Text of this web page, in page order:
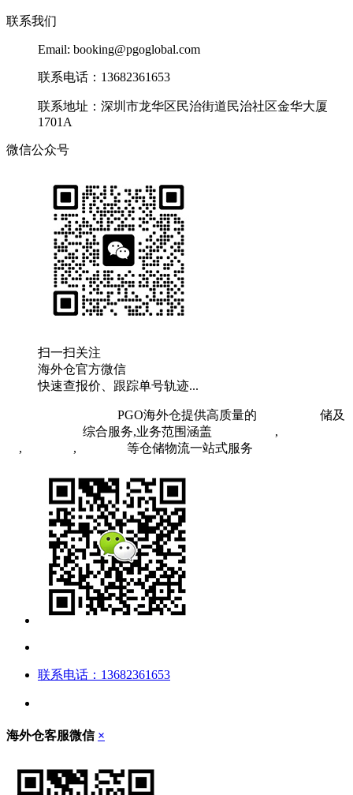
联系我们
Email: booking@pgoglobal.com
联系电话：13682361653
联系地址：深圳市龙华区民治街道民治社区金华大厦
1701A
微信公众号
扫一扫关注
海外仓官方微信
快速查报价、跟踪单号轨迹...
PGO海外仓提供高质量的
储及
综合服务,业务范围涵盖 ,
, , 等仓储物流一站式服务
联系电话：13682361653
海外仓客服微信 ×